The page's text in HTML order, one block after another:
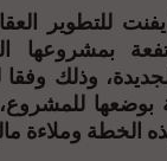
للتطوير
وذلك وفقا
بوضعها
الخطة وملاءة